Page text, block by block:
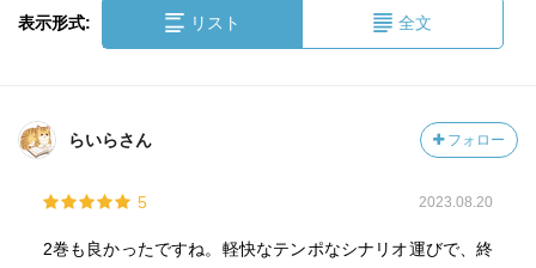
表示形式: リスト 全文
らいらさん フォロー
5 2023.08.20
2巻も良かったですね。軽快なテンポなシナリオ運びで、終